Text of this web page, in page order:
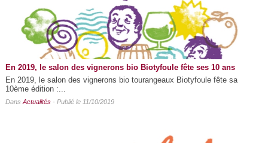
En 2019, le salon des vignerons bio Biotyfoule fête ses 10 ans
En 2019, le salon des vignerons bio tourangeaux Biotyfoule fête sa
10ème édition :...
DansActualités- Publié le 11/10/2019